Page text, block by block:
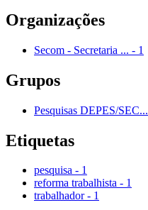
Organizações
Secom - Secretaria ... - 1
Grupos
Pesquisas DEPES/SEC...
Etiquetas
pesquisa - 1
reforma trabalhista - 1
trabalhador - 1